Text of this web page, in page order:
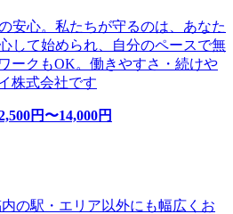
安心。私たちが守るのは、あなた
して始められ、自分のペースで無
ークもOK。働きやすさ・続けや
株式会社です
円〜14,000円
の駅・エリア以外にも幅広くお